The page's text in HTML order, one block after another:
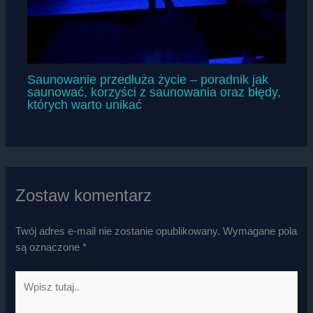
Saunowanie przedłuża życie – poradnik jak
saunować, korzyści z saunowania oraz błędy,
których warto unikać
Zostaw komentarz
Twój adres e-mail nie zostanie opublikowany. Wymagane pola
są oznaczone*
tutaj..